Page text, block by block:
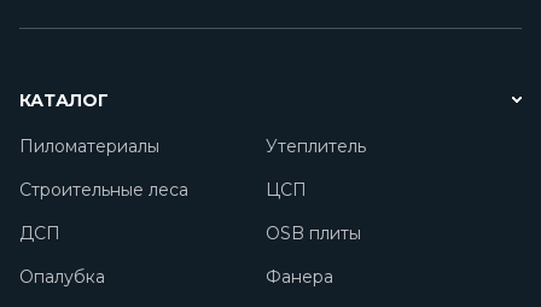
КАТАЛОГ
Пиломатериалы
Утеплитель
Строительные леса
ЦСП
ДСП
OSB плиты
Опалубка
Фанера